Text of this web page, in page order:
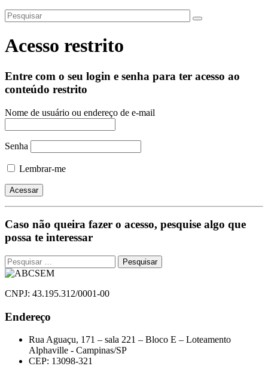
Acesso restrito
Entre com o seu login e senha para ter acesso ao
conteúdo restrito
Nome de usuário ou endereço de e-mail
Senha
Lembrar-me
Caso não queira fazer o acesso, pesquise algo que
possa te interessar
Pesquisar
por:
CNPJ: 43.195.312/0001-00
Endereço
Rua Aguaçu, 171 – sala 221 – Bloco E – Loteamento
Alphaville - Campinas/SP
CEP: 13098-321